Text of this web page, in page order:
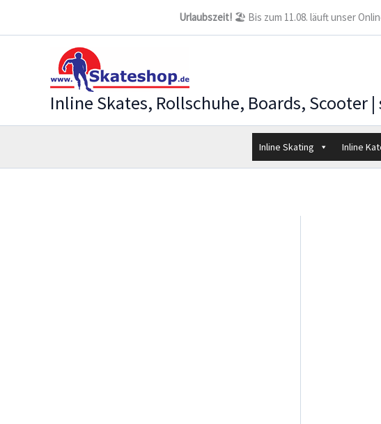
Urlaubszeit! 🏖️ Bis zum 11.08. läuft unser
Inline Skates, Rollschuhe, Boards, Scooter
Inline Skating Inline